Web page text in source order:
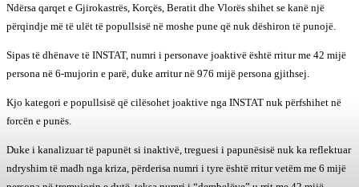
Ndërsa qarqet e Gjirokastrës, Korçës, Beratit dhe Vlorës shihet se kanë një
përqindje më të ulët të popullsisë në moshe pune që nuk dëshiron të punojë.
Sipas të dhënave të INSTAT, numri i personave joaktivë është rritur me 42 mijë
persona në 6-mujorin e parë, duke arritur në 976 mijë persona gjithsej.
Kjo kategori e popullsisë që cilësohet joaktive nga INSTAT nuk përfshihet në
forcën e punës.
Duke i kanalizuar të papunët si inaktivë, treguesi i papunësisë nuk ka reflektuar
ndryshim të madh nga kriza, përderisa numri i tyre është rritur vetëm me 6 mijë